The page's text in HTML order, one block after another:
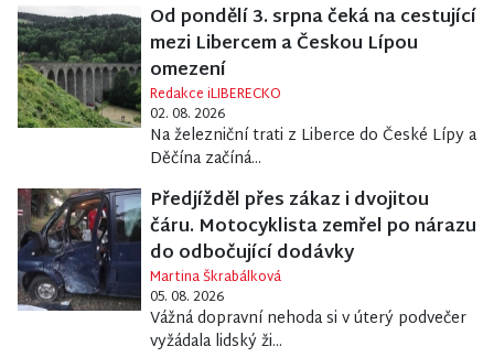
Od pondělí 3. srpna čeká na cestující
mezi Libercem a Českou Lípou
omezení
Redakce iLIBERECKO
02. 08. 2026
Na železniční trati z Liberce do České Lípy a
Děčína začíná...
Předjížděl přes zákaz i dvojitou
čáru. Motocyklista zemřel po nárazu
do odbočující dodávky
Martina Škrabálková
05. 08. 2026
Vážná dopravní nehoda si v úterý podvečer
vyžádala lidský ži...